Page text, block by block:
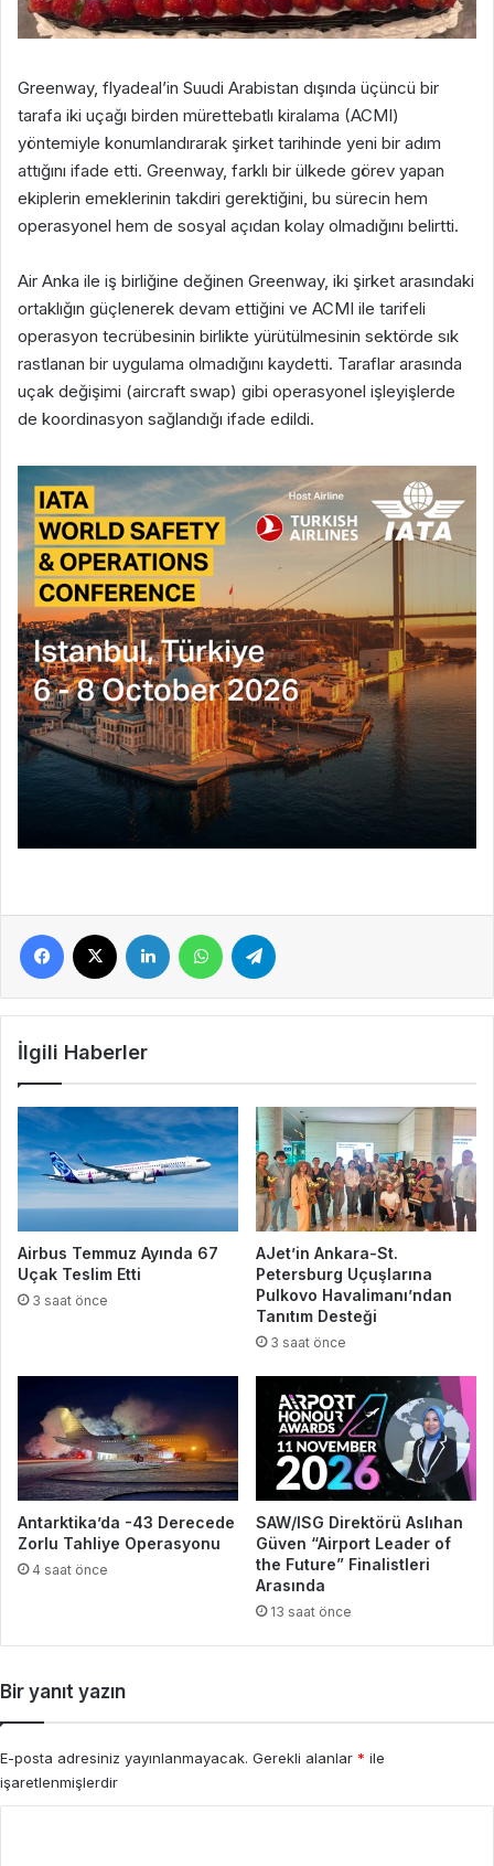
Greenway, flyadeal’in Suudi Arabistan dışında üçüncü bir
tarafa iki uçağı birden mürettebatlı kiralama (ACMI)
yöntemiyle konumlandırarak şirket tarihinde yeni bir adım
attığını ifade etti. Greenway, farklı bir ülkede görev yapan
ekiplerin emeklerinin takdiri gerektiğini, bu sürecin hem
operasyonel hem de sosyal açıdan kolay olmadığını belirtti.
Air Anka ile iş birliğine değinen Greenway, iki şirket arasındaki
ortaklığın güçlenerek devam ettiğini ve ACMI ile tarifeli
operasyon tecrübesinin birlikte yürütülmesinin sektörde sık
rastlanan bir uygulama olmadığını kaydetti. Taraflar arasında
uçak değişimi (aircraft swap) gibi operasyonel işleyişlerde
de koordinasyon sağlandığı ifade edildi.
Facebook LinkedIn WhatsApp
İlgili Haberler
Airbus Temmuz Ayında 67
Uçak Teslim Etti
3 saat önce
AJet’in Ankara-St.
Petersburg Uçuşlarına
Pulkovo Havalimanı’ndan
Tanıtım Desteği
3 saat önce
Antarktika’da -43 Derecede
Zorlu Tahliye Operasyonu
4 saat önce
SAW/ISG Direktörü Aslıhan
Güven “Airport Leader of
the Future” Finalistleri
Arasında
13 saat önce
Bir yanıt yazın
E-posta adresiniz yayınlanmayacak. Gerekli alanlar * ile
işaretlenmişlerdir